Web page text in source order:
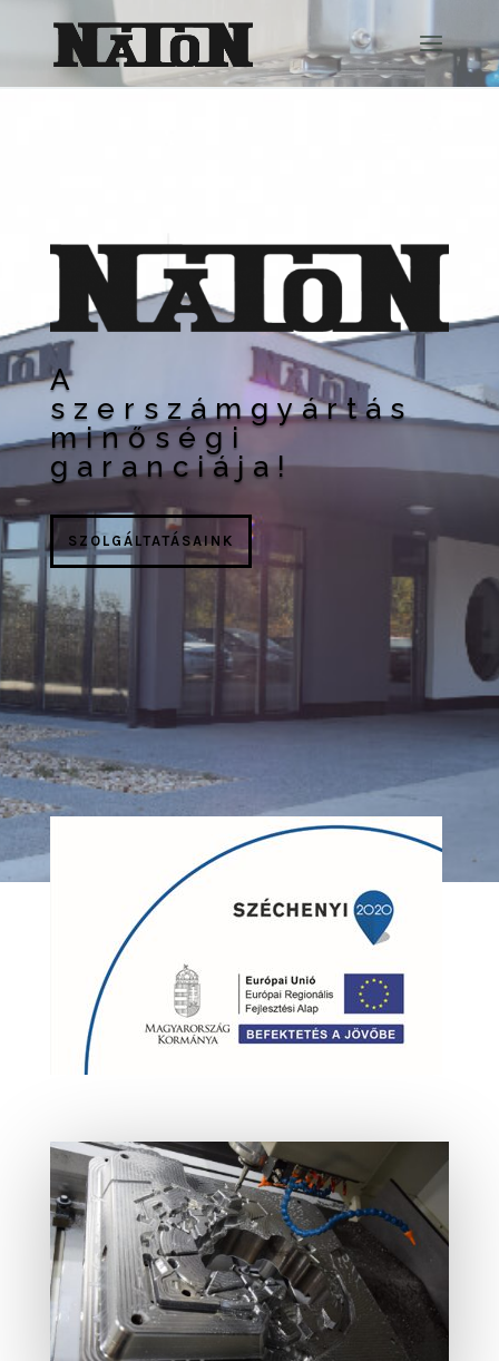
A
szerszámgyártás
minőségi
garanciája!
SZOLGÁLTATÁSAINK